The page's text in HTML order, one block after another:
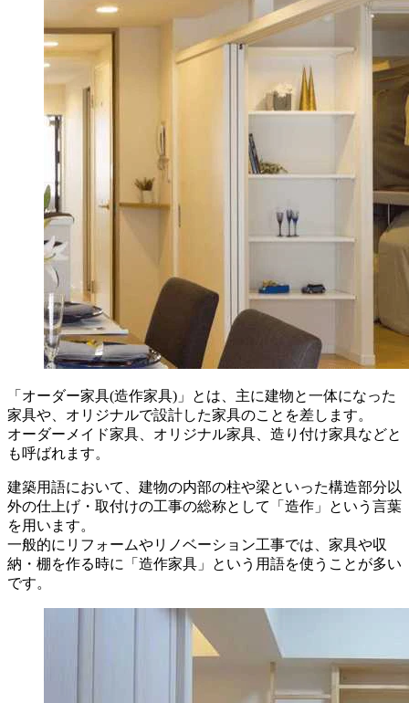
「オーダー家具(造作家具)」とは、主に建物と一体になった
家具や、オリジナルで設計した家具のことを差します。
オーダーメイド家具、オリジナル家具、造り付け家具などと
も呼ばれます。
建築用語において、建物の内部の柱や梁といった構造部分以
外の仕上げ・取付けの工事の総称として「造作」という言葉
を用います。
一般的にリフォームやリノベーション工事では、家具や収
納・棚を作る時に「造作家具」という用語を使うことが多い
です。